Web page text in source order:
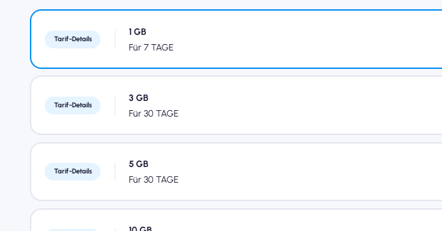
Tarif-Details
1 GB
Für 7 TAGE
Tarif-Details
3 GB
Für 30 TAGE
Tarif-Details
5 GB
Für 30 TAGE